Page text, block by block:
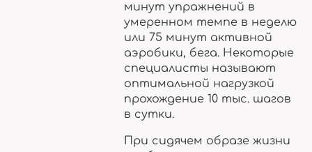
минут упражнений в
умеренном темпе в неделю
или 75 минут активной
аэробики, бега. Некоторые
специалисты называют
оптимальной нагрузкой
прохождение 10 тыс. шагов
в сутки.
При сидячем образе жизни